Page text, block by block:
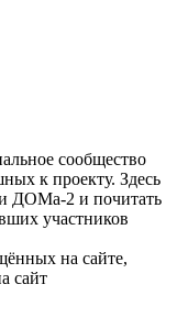
сообщество
к проекту. Здесь
ДОМа-2 и почитать
участников
на сайте,
сайт